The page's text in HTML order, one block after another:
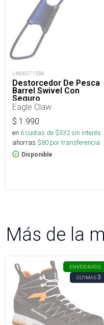
LM060713BA
Destorcedor De Pesca
Barrel Swivel Con
Seguro
Eagle Claw
$ 1.990
en 6cuotas de $332sin interés
ahorras $80 por transferencia.
Disponible
Más de la
ENVÍOGRATIS
ÚLTIMAS3